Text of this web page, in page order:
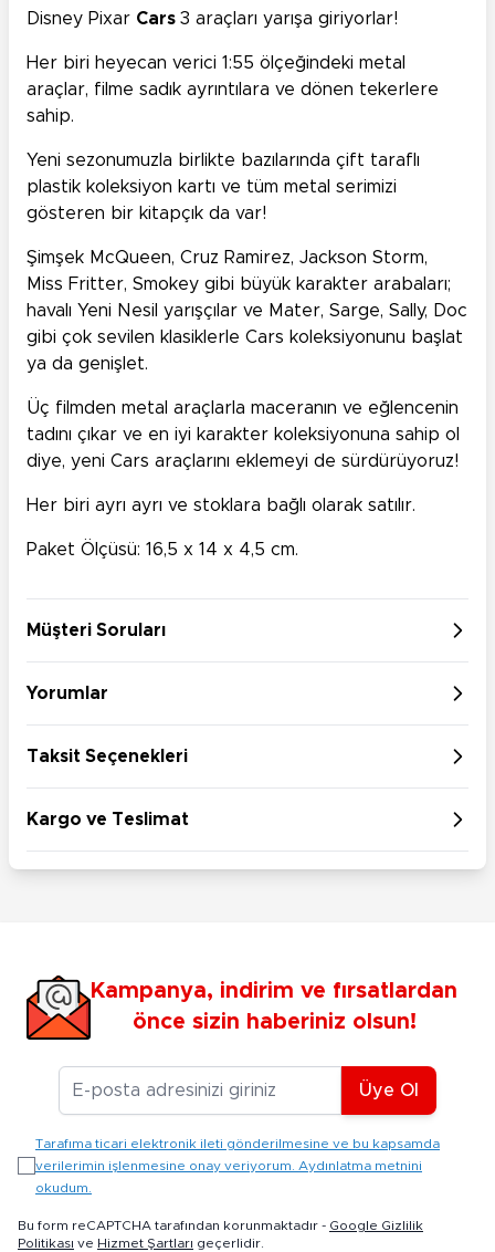
Disney Pixar Cars 3 araçları yarışa giriyorlar!
Her biri heyecan verici 1:55 ölçeğindeki metal
araçlar, filme sadık ayrıntılara ve dönen tekerlere
sahip.
Yeni sezonumuzla birlikte bazılarında çift taraflı
plastik koleksiyon kartı ve tüm metal serimizi
gösteren bir kitapçık da var!
Şimşek McQueen, Cruz Ramirez, Jackson Storm,
Miss Fritter, Smokey gibi büyük karakter arabaları;
havalı Yeni Nesil yarışçılar ve Mater, Sarge, Sally, Doc
gibi çok sevilen klasiklerle Cars koleksiyonunu başlat
ya da genişlet.
Üç filmden metal araçlarla maceranın ve eğlencenin
tadını çıkar ve en iyi karakter koleksiyonuna sahip ol
diye, yeni Cars araçlarını eklemeyi de sürdürüyoruz!
Her biri ayrı ayrı ve stoklara bağlı olarak satılır.
Paket Ölçüsü: 16,5 x 14 x 4,5 cm.
Müşteri Soruları
Yorumlar
Taksit Seçenekleri
Kargo ve Teslimat
Kampanya, indirim ve fırsatlardan
önce sizin haberiniz olsun!
E-posta Adresiniz
Üye Ol
Tarafıma ticari elektronik ileti gönderilmesine ve bu kapsamda
verilerimin işlenmesine onay veriyorum. Aydınlatma metnini
okudum.
Bu form reCAPTCHA tarafından korunmaktadır - Google Gizlilik
Politikası ve Hizmet Şartları geçerlidir.